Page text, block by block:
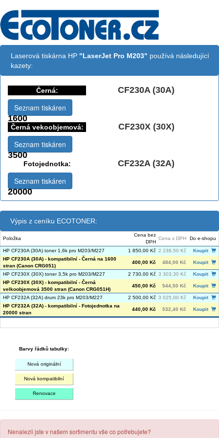
Laserová tiskárna HP "LaserJet Pro M203" používá následující
kazety:
Černá: CF230A (30A)
1600
Seznam tiskáren
Černá vekoobjemová: CF230X (30X)
3500
Seznam tiskáren
Fotojednotka: CF232A (32A)
20000
Seznam tiskáren
Výpis z ceníku ECOTONER:
Položka
Cena bez
DPH
Cena s DPH Do e-shopu
HP CF230A (30A) toner 1,6k pro M203/M227 1 850,00 Kč 2 238,50 Kč
Koupit
HP CF230A (30A) - kompatibilní - Černá na 1600
stran (Canon CRG051)
400,00 Kč 484,00 Kč Koupit
HP CF230X (30X) toner 3,5k pro M203/M227 2 730,00 Kč 3 303,30 Kč
Koupit
HP CF230X (30X) - kompatibilní - Černá
velkoobjemová 3500 stran (Canon CRG051H)
450,00 Kč 544,50 Kč Koupit
HP CF232A (32A) drum 23k pro M203/M227 2 500,00 Kč 3 025,00 Kč
Koupit
HP CF232A (32A) - kompatibilní - Fotojednotka na
20000 stran
440,00 Kč 532,40 Kč Koupit
Barvy řádků tabulky:
Nová originální
Nová kompatibilní
Renovace
Nenalezli jste v našem sortimentu vše co potřebujete?